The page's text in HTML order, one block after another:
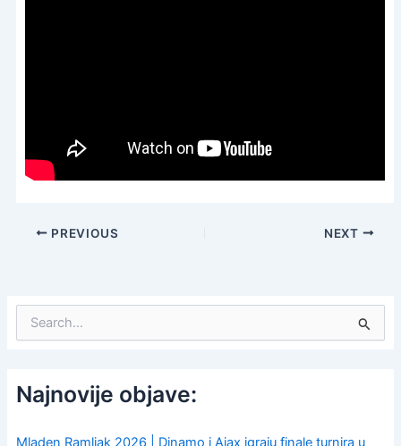
PREVIOUS NEXT
c
h
o
Najnovije objave:
Mladen Ramljak 2026 | Dinamo i Ajax igraju finale turnira u